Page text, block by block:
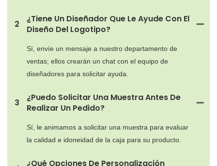
2
¿Tiene Un Diseñador Que Le Ayude Con El
Diseño Del Logotipo?
Sí, envíe un mensaje a nuestro departamento de
ventas; ellos crearán un chat con el equipo de
diseñadores para solicitar ayuda.
3
¿Puedo Solicitar Una Muestra Antes De
Realizar Un Pedido?
Sí, le animamos a solicitar una muestra para evaluar
la calidad e idoneidad de la caja para su producto.
¿Qué Opciones De Personalización